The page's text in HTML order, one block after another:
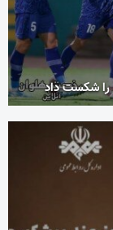
را شکست داد